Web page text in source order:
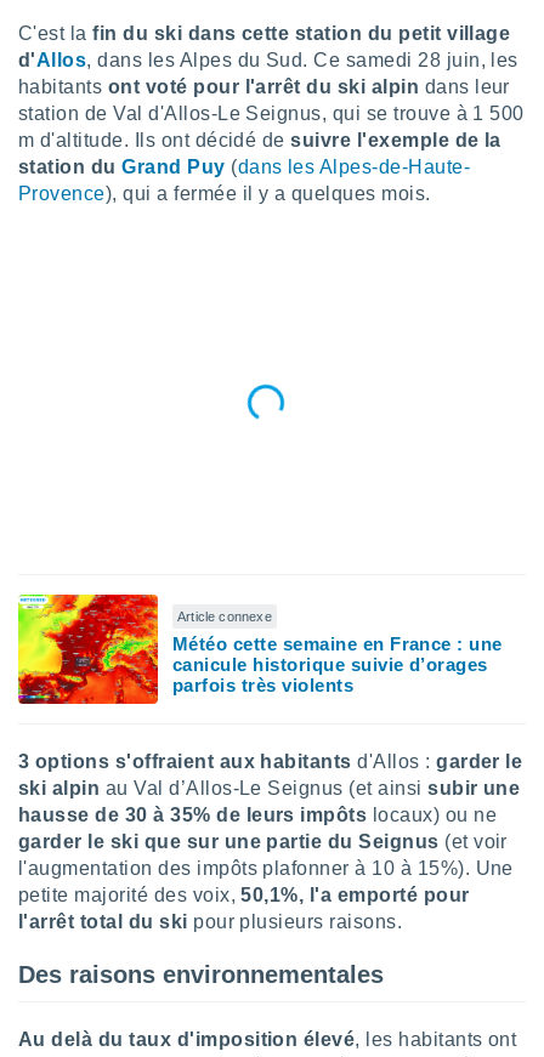
et
»,
au
de
qu'ils
votre
à
en
le
des
au
web.
C'est lafin du ski dans cette station du petit village
d'Allos, dans les Alpes du Sud. Ce samedi 28 juin, les
habitants ont voté pour l'arrêt du ski alpin dans leur
station de Val d'Allos-Le Seignus, qui se trouve à 1 500
m d'altitude. Ils ont décidé desuivre l'exemple de la
station duGrand Puy (dans les Alpes-de-Haute-
Provence), qui a fermée il y a quelques mois.
Article connexe
Météo cette semaine en France : une
canicule historique suivie d’orages
parfois très violents
3 options s'offraient aux habitants d'Allos :garder le
ski alpin au Val d’Allos-Le Seignus (et ainsisubir une
hausse de 30 à 35% de leurs impôts locaux) ou ne
garder le ski que sur une partie du Seignus (et voir
l'augmentation des impôts plafonner à 10 à 15%). Une
petite majorité des voix,50,1%, l'a emporté pour
l'arrêt total du ski pour plusieurs raisons.
Des raisons environnementales
Au delà du taux d'imposition élevé, les habitants ont